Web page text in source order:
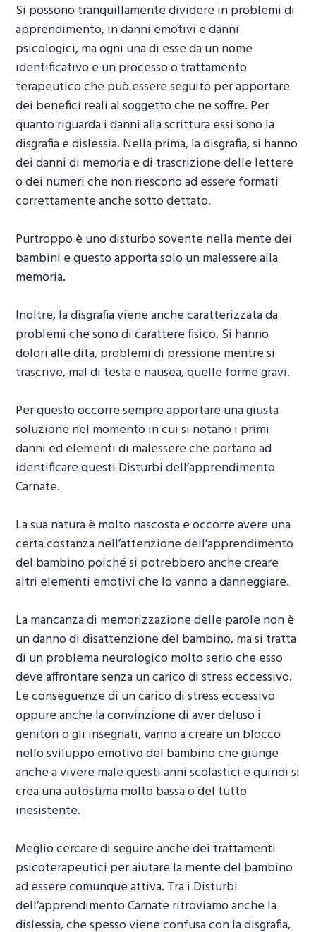
Si possono tranquillamente dividere in problemi di
apprendimento, in danni emotivi e danni
psicologici, ma ogni una di esse da un nome
identificativo e un processo o trattamento
terapeutico che può essere seguito per apportare
dei benefici reali al soggetto che ne soffre. Per
quanto riguarda i danni alla scrittura essi sono la
disgrafia e dislessia. Nella prima, la disgrafia, si hanno
dei danni di memoria e di trascrizione delle lettere
o dei numeri che non riescono ad essere formati
correttamente anche sotto dettato.
Purtroppo è uno disturbo sovente nella mente dei
bambini e questo apporta solo un malessere alla
memoria.
Inoltre, la disgrafia viene anche caratterizzata da
problemi che sono di carattere fisico. Si hanno
dolori alle dita, problemi di pressione mentre si
trascrive, mal di testa e nausea, quelle forme gravi.
Per questo occorre sempre apportare una giusta
soluzione nel momento in cui si notano i primi
danni ed elementi di malessere che portano ad
identificare questi Disturbi dell’apprendimento
Carnate.
La sua natura è molto nascosta e occorre avere una
certa costanza nell’attenzione dell’apprendimento
del bambino poiché si potrebbero anche creare
altri elementi emotivi che lo vanno a danneggiare.
La mancanza di memorizzazione delle parole non è
un danno di disattenzione del bambino, ma si tratta
di un problema neurologico molto serio che esso
deve affrontare senza un carico di stress eccessivo.
Le conseguenze di un carico di stress eccessivo
oppure anche la convinzione di aver deluso i
genitori o gli insegnati, vanno a creare un blocco
nello sviluppo emotivo del bambino che giunge
anche a vivere male questi anni scolastici e quindi si
crea una autostima molto bassa o del tutto
inesistente.
Meglio cercare di seguire anche dei trattamenti
psicoterapeutici per aiutare la mente del bambino
ad essere comunque attiva. Tra i Disturbi
dell’apprendimento Carnateritroviamo anche la
dislessia, che spesso viene confusa con la disgrafia,